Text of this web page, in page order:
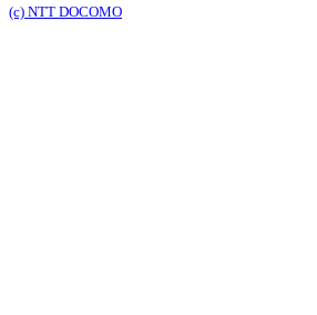
(c) NTT DOCOMO